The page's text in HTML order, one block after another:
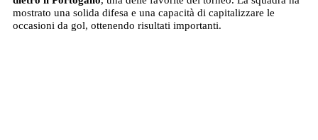
mostrato una solida difesa e una capacità di capitalizzare le
occasioni da gol, ottenendo risultati importanti.